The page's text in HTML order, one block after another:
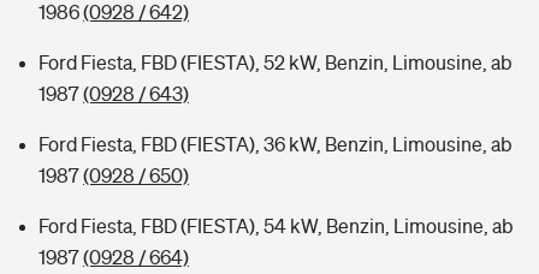
1986(0928 / 642)
Ford Fiesta, FBD (FIESTA), 52 kW, Benzin, Limousine, ab
1987(0928 / 643)
Ford Fiesta, FBD (FIESTA), 36 kW, Benzin, Limousine, ab
1987(0928 / 650)
Ford Fiesta, FBD (FIESTA), 54 kW, Benzin, Limousine, ab
1987(0928 / 664)